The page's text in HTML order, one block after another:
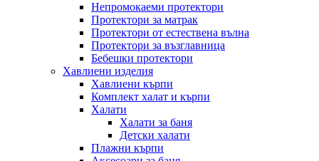
Непромокаеми протектори
Протектори за матрак
Протектори от естествена вълна
Протектори за възглавница
Бебешки протектори
Хавлиени изделия
Хавлиени кърпи
Комплект халат и кърпи
Халати
Халати за баня
Детски халати
Плажни кърпи